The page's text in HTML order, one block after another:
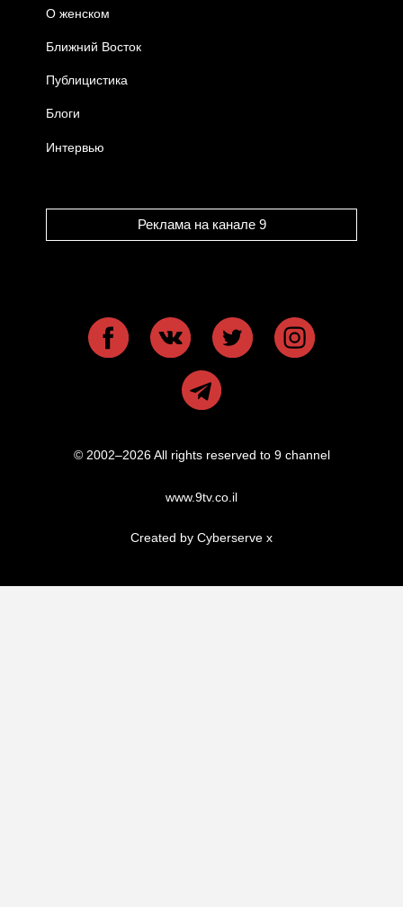
О женском
Ближний Восток
Публицистика
Блоги
Интервью
Реклама на канале 9
© 2002–2026 All rights reserved to 9 channel
www.9tv.co.il
Created by Cyberserve x